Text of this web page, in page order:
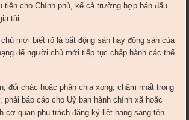
tiên cho Chính phủ, kể cả trường hợp bán đấu
tài.
mới biết rõ là bất động sản hay động sản của
để người chủ mới tiếp tục chấp hành các thể
đổi chác hoặc phân chia xong, chậm nhất trong
phải báo cáo cho Uỷ ban hành chính xã hoặc
cơ quan phụ trách đăng ký liệt hạng sang tên